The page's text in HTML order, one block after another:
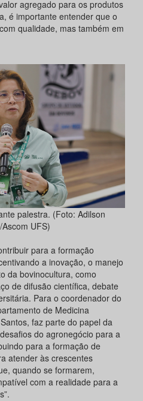
agregado para os produtos
é importante entender que o
qualidade, mas também em
palestra. (Foto: Adilson
UFS)
para a formação
a inovação, o manejo
da bovinocultura, como
de difusão científica, debate
Para o coordenador do
de Medicina
faz parte do papel da
do agronegócio para a
para a formação de
atender às crescentes
quando se formarem,
com a realidade para a